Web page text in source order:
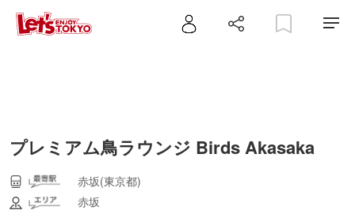
プレミアム鳥ラウンジ Birds Akasaka
赤坂(東京都)
赤坂